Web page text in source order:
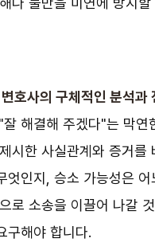
호사의 구체적인 분석과
해결해 주겠다"는 막연
시한 사실관계와 증거를
엇인지, 승소 가능성은 어
로 소송을 이끌어 나갈
구해야 합니다.